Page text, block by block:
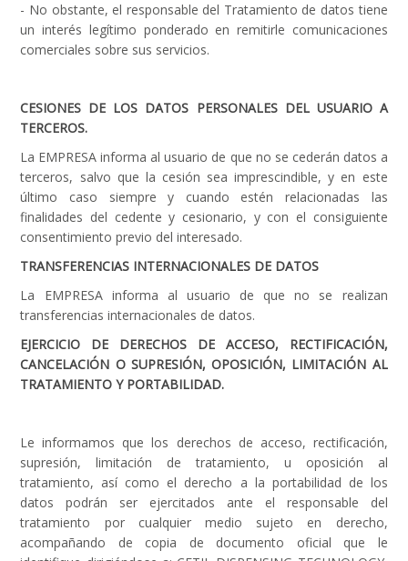
- No obstante, el responsable del Tratamiento de datos tiene
un interés legítimo ponderado en remitirle comunicaciones
comerciales sobre sus servicios.
CESIONES DE LOS DATOS PERSONALES DEL USUARIO A
TERCEROS.
La EMPRESA informa al usuario de que no se cederán datos a
terceros, salvo que la cesión sea imprescindible, y en este
último caso siempre y cuando estén relacionadas las
finalidades del cedente y cesionario, y con el consiguiente
consentimiento previo del interesado.
TRANSFERENCIAS INTERNACIONALES DE DATOS
La EMPRESA informa al usuario de que no se realizan
transferencias internacionales de datos.
EJERCICIO DE DERECHOS DE ACCESO, RECTIFICACIÓN,
CANCELACIÓN O SUPRESIÓN, OPOSICIÓN, LIMITACIÓN AL
TRATAMIENTO Y PORTABILIDAD.
Le informamos que los derechos de acceso, rectificación,
supresión, limitación de tratamiento, u oposición al
tratamiento, así como el derecho a la portabilidad de los
datos podrán ser ejercitados ante el responsable del
tratamiento por cualquier medio sujeto en derecho,
acompañando de copia de documento oficial que le